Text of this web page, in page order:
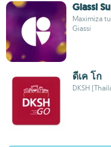
Giassi
Maximiza
Giassi
ดีเค โก
DKSH